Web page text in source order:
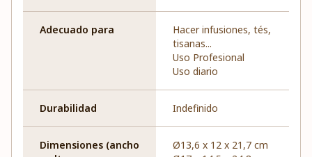
Adecuado para
Hacer infusiones, tés,
tisanas...
Uso Profesional
Uso diario
Durabilidad Indefinido
Dimensiones (ancho
Ø13,6 x 12 x 21,7 cm